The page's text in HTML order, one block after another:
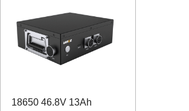
сети
18650 46.8V 13Ah